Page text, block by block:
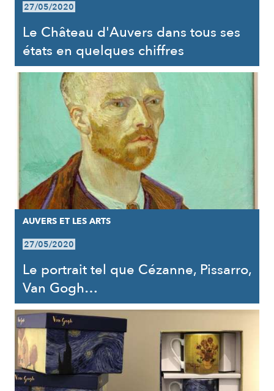
27/05/2020
Le Château d'Auvers dans tous ses
états en quelques chiffres
AUVERS ET LES ARTS
27/05/2020
Le portrait tel que Cézanne, Pissarro,
Van Gogh…